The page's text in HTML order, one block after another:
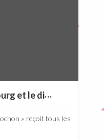
K
aterine aime Gainsbourg et le dit à The Herbaliser
» reçoit tous les